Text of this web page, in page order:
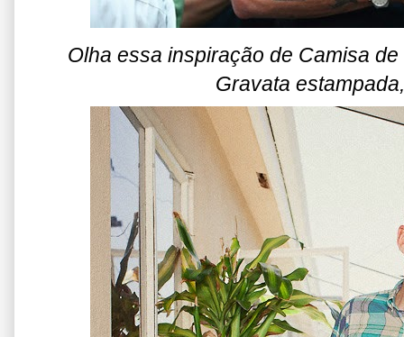
Olha essa inspiração de Camisa
Gravata